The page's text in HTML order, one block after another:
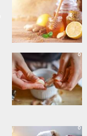
0
0